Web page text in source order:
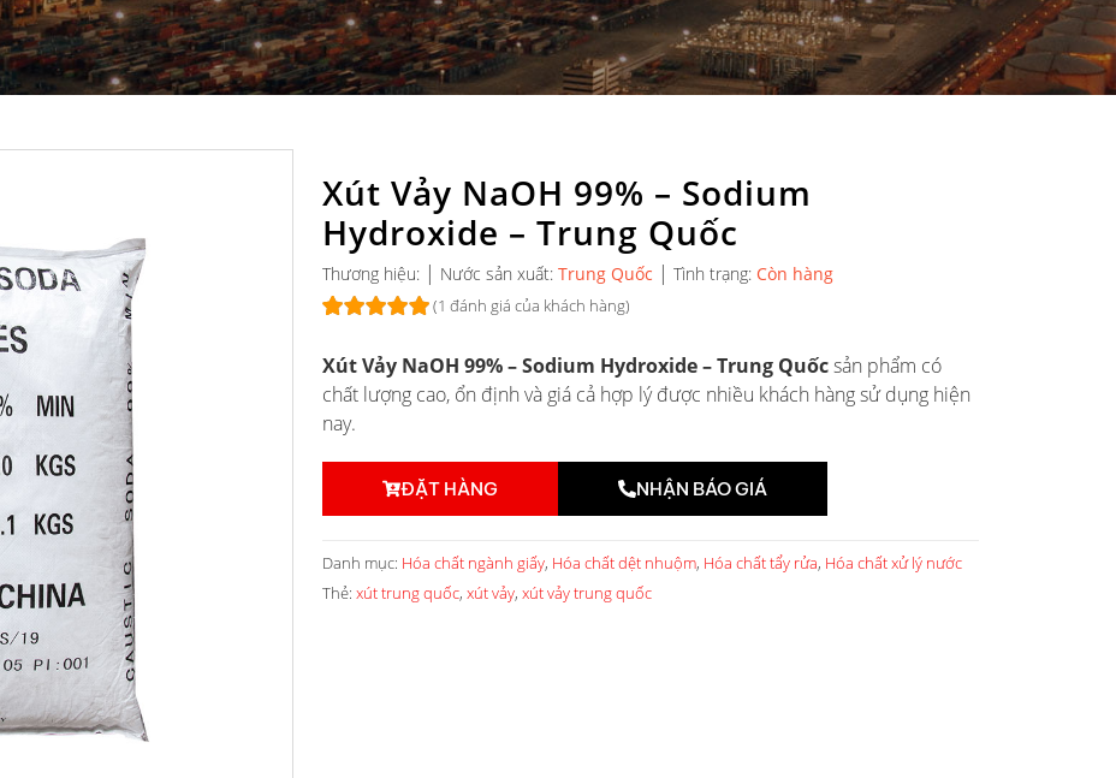
Xút Vảy NaOH 99% – Sodium
Hydroxide – Trung Quốc
Thương hiệu: | Nước sản xuất: Trung Quốc | Tình trạng: Còn hàng
dựa trên
đánh giá
(1 đánh giá của khách hàng)
Xút Vảy NaOH 99% – Sodium Hydroxide – Trung Quốcsản phẩm có
chất lượng cao, ổn định và giá cả hợp lý được nhiều khách hàng sử dụng hiện
nay.
ĐẶT HÀNG NHẬN BÁO GIÁ
Danh mục: Hóa chất ngành giấy, Hóa chất dệt nhuộm, Hóa chất tẩy rửa, Hóa chất xử lý nước
Thẻ: xút trung quốc, xút vảy, xút vảy trung quốc